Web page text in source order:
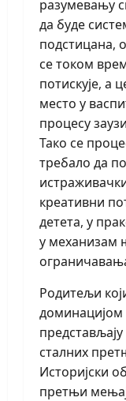
разумевању
да буде
подстицана,
се током
потискује, а
место у
процесу
Тако се
требало да
креативни
детета, у
у механизам
Родитељи
доминацијом
сталних
Историјски
претњи